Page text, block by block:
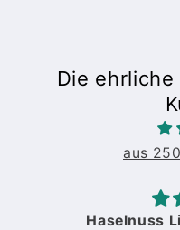
Die
aus
Haselnuss